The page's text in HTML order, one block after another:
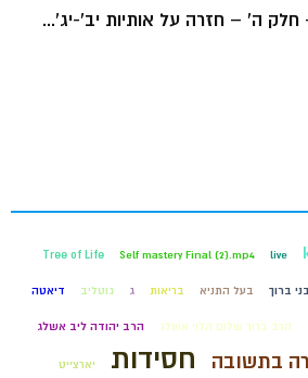
ה' – חזרה על אותיות יב'-יג'...
live
Self mastery Final (2).mp4
Tree of Life
בני ברוך בעל התניא בריאות ג גוטליב דיאטה
הרב ברוך שלום הלוי אשלג הרב יהודה ליב אשלג
בתשובה חסידות יארצייט